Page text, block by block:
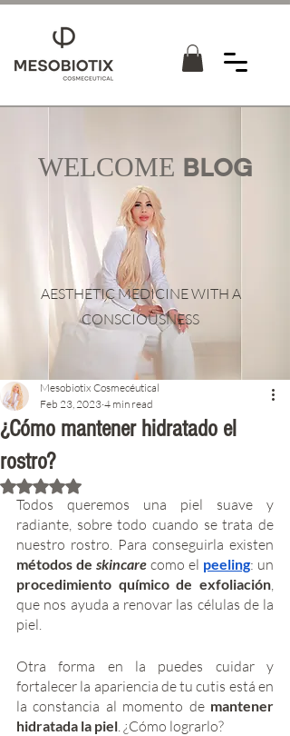
WELCOME BLOG
AESTHETIC MEDICINE WITH A
CONSCIOUSNESS
¿Cómo mantener hidratado el
rostro?
Mesobiotix Cosmecéutical
Feb 23, 2023 4 min read
Rated NaN out of 5 stars.
Todos queremos una piel suave y
radiante, sobre todo cuando se trata de
nuestro rostro. Para conseguirla existen
métodos de skincare como el peeling
procedimiento químico de exfoliación
que nos ayuda a renovar las células de la
piel.
Otra forma en la puedes cuidar y
fortalecer la apariencia de tu cutis está en
la constancia al momento de mantener
hidratada la piel . ¿Cómo lograrlo?